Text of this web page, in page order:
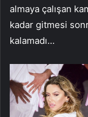
almaya çalışan
kadar gitmesi
kalamadı…